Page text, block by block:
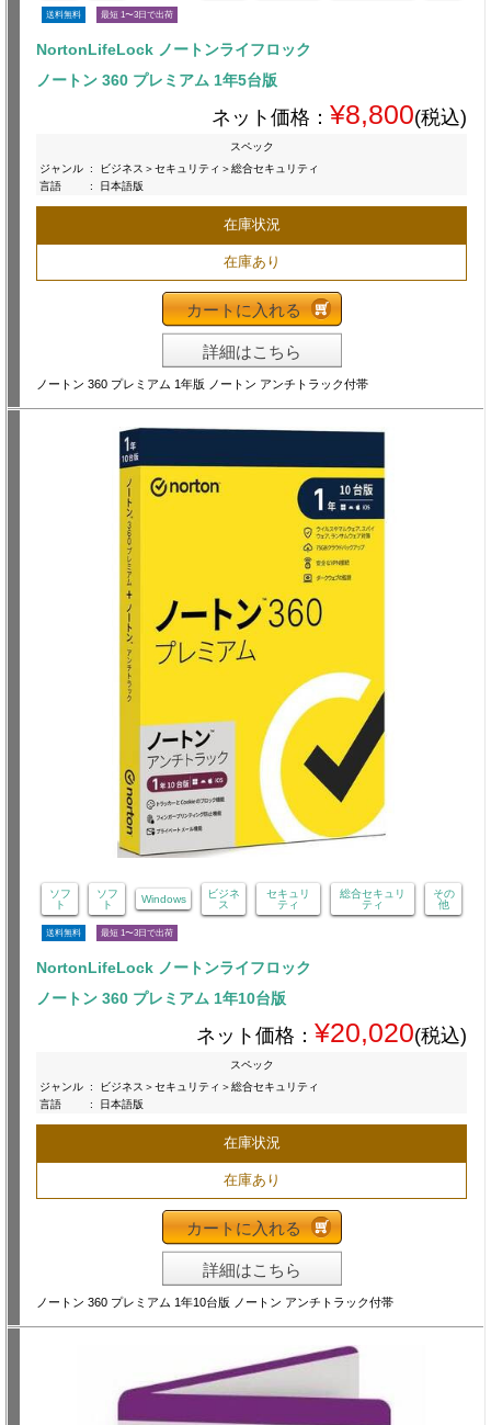
送料無料 最短 1〜3日で出荷
NortonLifeLock ノートンライフロック
ノートン 360 プレミアム 1年5台版
ネット価格： ¥8,800(税込)
スペック
ジャンル :
ビジネス＞セキュリティ＞総合セキュリティ
言語
: 日本語版
在庫状況
在庫あり
カートに入れる
詳細はこちら
ノートン 360 プレミアム 1年版 ノートン アンチトラック付帯
ソフ
ト
ソフ
ト
Windows
ビジネ
ス
セキュリ
ティ
総合セキュリ
ティ
その
他
送料無料 最短 1〜3日で出荷
NortonLifeLock ノートンライフロック
ノートン 360 プレミアム 1年10台版
ネット価格： ¥20,020(税込)
スペック
ジャンル :
ビジネス＞セキュリティ＞総合セキュリティ
言語
: 日本語版
在庫状況
在庫あり
カートに入れる
詳細はこちら
ノートン 360 プレミアム 1年10台版 ノートン アンチトラック付帯